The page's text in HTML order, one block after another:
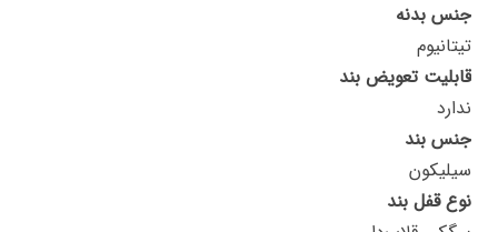
جنس بدنه
تیتانیوم
قابلیت تعویض بند
ندارد
جنس بند
سیلیکون
نوع قفل بند